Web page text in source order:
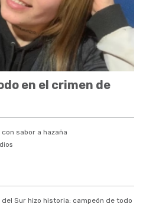
en el crimen de
sabor a hazaña
Sur hizo historia: campeón de todo